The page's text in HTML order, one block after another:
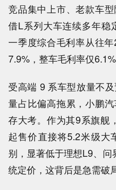
竞品集中上市、老款车
借L系列大车连续多年稳
一季度综合毛利率从往
7.9%，整车毛利率仅6.1%
受高端 9 系车型放量不
量占比偏高拖累，小鹏
存大考。作为其9系旗舰
起售价直接将5.2米级大
别，显著低于理想L9、
统定价，这背后是急需破